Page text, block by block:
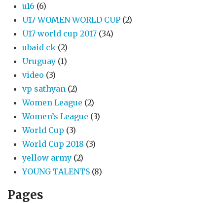
u16 (6)
U17 WOMEN WORLD CUP (2)
U17 world cup 2017 (34)
ubaid ck (2)
Uruguay (1)
video (3)
vp sathyan (2)
Women League (2)
Women’s League (3)
World Cup (3)
World Cup 2018 (3)
yellow army (2)
YOUNG TALENTS (8)
Pages